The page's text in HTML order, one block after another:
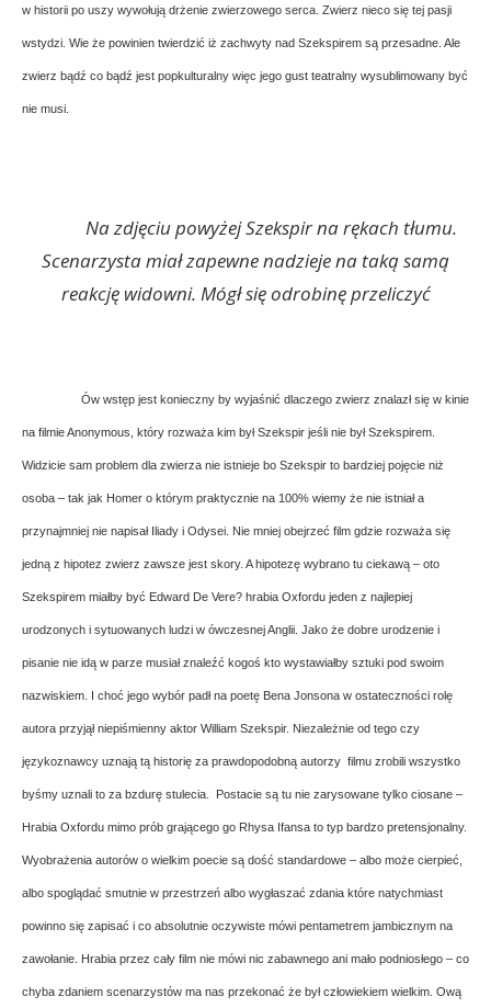
w historii po uszy wywołują drżenie zwierzowego serca. Zwierz nieco się tej pasji
wstydzi. Wie że powinien twierdzić iż zachwyty nad Szekspirem są przesadne. Ale
zwierz bądź co bądź jest popkulturalny więc jego gust teatralny wysublimowany być
nie musi.
Na zdjęciu powyżej Szekspir na rękach tłumu.
Scenarzysta miał zapewne nadzieje na taką samą
reakcję widowni. Mógł się odrobinę przeliczyć
Ów wstęp jest konieczny by wyjaśnić dlaczego zwierz znalazł się w kinie
na filmie Anonymous, który rozważa kim był Szekspir jeśli nie był Szekspirem.
Widzicie sam problem dla zwierza nie istnieje bo Szekspir to bardziej pojęcie niż
osoba – tak jak Homer o którym praktycznie na 100% wiemy że nie istniał a
przynajmniej nie napisał Iliady i Odysei. Nie mniej obejrzeć film gdzie rozważa się
jedną z hipotez zwierz zawsze jest skory. A hipotezę wybrano tu ciekawą – oto
Szekspirem miałby być Edward De Vere? hrabia Oxfordu jeden z najlepiej
urodzonych i sytuowanych ludzi w ówczesnej Anglii. Jako że dobre urodzenie i
pisanie nie idą w parze musiał znaleźć kogoś kto wystawiałby sztuki pod swoim
nazwiskiem. I choć jego wybór padł na poetę Bena Jonsona w ostateczności rolę
autora przyjął niepiśmienny aktor William Szekspir. Niezależnie od tego czy
językoznawcy uznają tą historię za prawdopodobną autorzy filmu zrobili wszystko
byśmy uznali to za bzdurę stulecia. Postacie są tu nie zarysowane tylko ciosane –
Hrabia Oxfordu mimo prób grającego go Rhysa Ifansa to typ bardzo pretensjonalny.
Wyobrażenia autorów o wielkim poecie są dość standardowe – albo może cierpieć,
albo spoglądać smutnie w przestrzeń albo wygłaszać zdania które natychmiast
powinno się zapisać i co absolutnie oczywiste mówi pentametrem jambicznym na
zawołanie. Hrabia przez cały film nie mówi nic zabawnego ani mało podniosłego – co
chyba zdaniem scenarzystów ma nas przekonać że był człowiekiem wielkim. Ową